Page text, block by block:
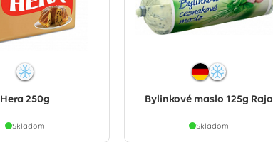
Hera 250g
Skladom
Bylinkové maslo 125g Rajo
Skladom